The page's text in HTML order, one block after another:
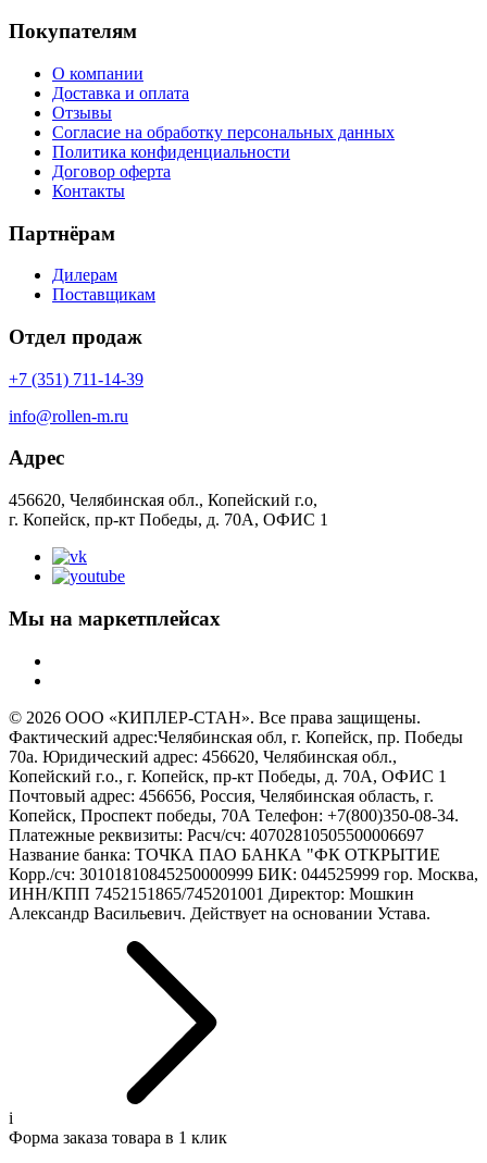
Покупателям
О компании
Доставка и оплата
Отзывы
Согласие на обработку персональных данных
Политика конфиденциальности
Договор оферта
Контакты
Партнёрам
Дилерам
Поставщикам
Отдел продаж
+7 (351) 711-14-39
info@rollen-m.ru
Адрес
456620, Челябинская обл., Копейский г.о,
г. Копейск, пр-кт Победы, д. 70А, ОФИС 1
Мы на маркетплейсах
© 2026 ООО «КИПЛЕР-СТАН». Все права защищены.
Фактический адрес:Челябинская обл, г. Копейск, пр. Победы
70а. Юридический адрес: 456620, Челябинская обл.,
Копейский г.о., г. Копейск, пр-кт Победы, д. 70А, ОФИС 1
Почтовый адрес: 456656, Россия, Челябинская область, г.
Копейск, Проспект победы, 70А Телефон: +7(800)350-08-34.
Платежные реквизиты: Расч/сч: 40702810505500006697
Название банка: ТОЧКА ПАО БАНКА "ФК ОТКРЫТИЕ
Корр./сч: 30101810845250000999 БИК: 044525999 гор. Москва,
ИНН/КПП 7452151865/745201001 Директор: Мошкин
Александр Васильевич. Действует на основании Устава.
i
Форма заказа товара в 1 клик